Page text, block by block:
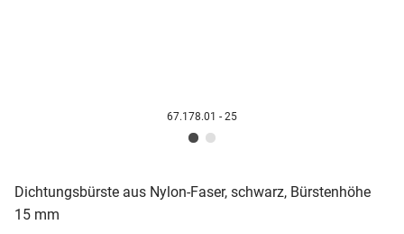
67.178.01 - 25
Dichtungsbürste aus Nylon-Faser, schwarz, Bürstenhöhe
15 mm